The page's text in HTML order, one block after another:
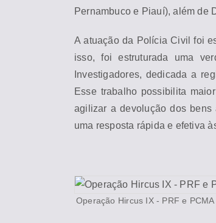
Pernambuco e Piauí), além de
A atuação da Polícia Civil foi
isso, foi estruturada uma
Investigadores, dedicada a
Esse trabalho possibilita ma
agilizar a devolução dos bens
uma resposta rápida e efetiva
Operação Hircus IX - PRF e PCMA